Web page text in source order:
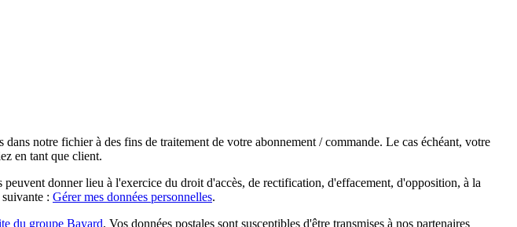
notre fichier à des fins de traitement de votre abonnement / commande. Le cas échéant, votre
en tant que client.
donner lieu à l'exercice du droit d'accès, de rectification, d'effacement, d'opposition, à la
: Gérer mes données personnelles.
du groupe Bayard. Vos données postales sont susceptibles d'être transmises à nos partenaires